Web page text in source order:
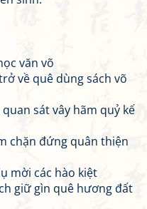
văn võ
về quê dùng sách võ
sát vây hãm quỷ kế
chặn đứng quân thiện
mời các hào kiệt
giữ gìn quê hương đất